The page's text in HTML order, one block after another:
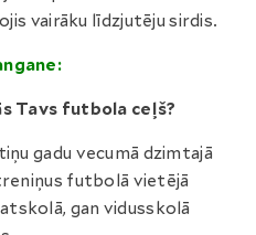
vairāku līdzjutēju sirdis.
Tavs futbola ceļš?
gadu vecumā dzimtajā
futbolā vietējā
gan vidusskolā